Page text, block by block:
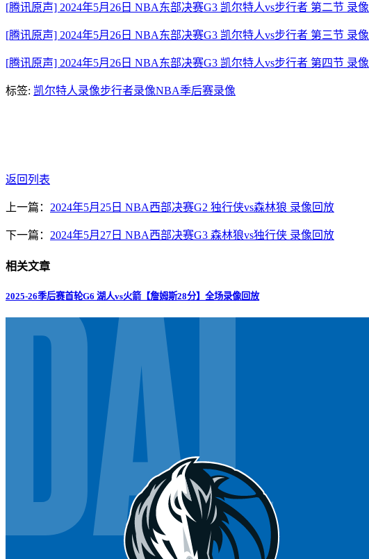
[腾讯原声] 2024年5月26日 NBA东部决赛G3 凯尔特人vs步行者 第二节 录像
[腾讯原声] 2024年5月26日 NBA东部决赛G3 凯尔特人vs步行者 第三节 录像
[腾讯原声] 2024年5月26日 NBA东部决赛G3 凯尔特人vs步行者 第四节 录像
标签: 凯尔特人录像步行者录像NBA季后赛录像
返回列表
上一篇： 2024年5月25日 NBA西部决赛G2 独行侠vs森林狼 录像回放
下一篇： 2024年5月27日 NBA西部决赛G3 森林狼vs独行侠 录像回放
相关文章
2025-26季后赛首轮G6 湖人vs火箭【詹姆斯28分】全场录像回放